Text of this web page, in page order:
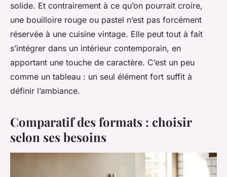
solide. Et contrairement à ce qu’on pourrait croire,
une bouilloire rouge ou pastel n’est pas forcément
réservée à une cuisine vintage. Elle peut tout à fait
s’intégrer dans un intérieur contemporain, en
apportant une touche de caractère. C’est un peu
comme un tableau : un seul élément fort suffit à
définir l’ambiance.
Comparatif des formats : choisir
selon ses besoins